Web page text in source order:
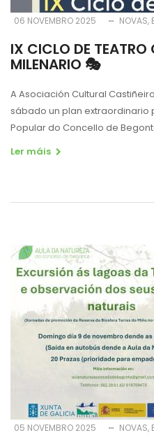
06 NOVEMBRO 2025 NOVAS
IX CICLO DE TEATRO
MILENARIO 🎭
A Asociación Cultural
sábado un plan extraordinario
Popular do Concello de
Ler máis
05 NOVEMBRO 2025 NOVAS